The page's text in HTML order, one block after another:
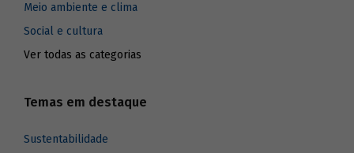
Meio ambiente e clima
Social e cultura
Ver todas as categorias
Temas em destaque
Sustentabilidade